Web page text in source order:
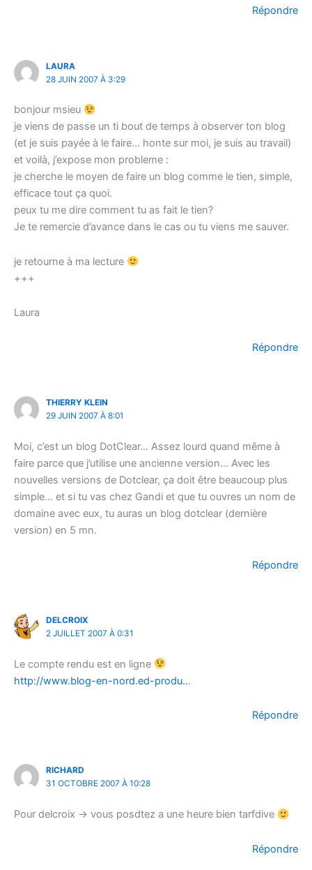
Répondre
LAURA
28 JUIN 2007 À 3:29
bonjour msieu
je viens de passe un ti bout de temps à observer ton blog
(et je suis payée à le faire… honte sur moi, je suis au travail)
et voilà, j’expose mon probleme :
je cherche le moyen de faire un blog comme le tien, simple,
efficace tout ça quoi.
peux tu me dire comment tu as fait le tien?
Je te remercie d’avance dans le cas ou tu viens me sauver.
je retourne à ma lecture
+++
Laura
Répondre
THIERRY KLEIN
29 JUIN 2007 À 8:01
Moi, c’est un blog DotClear… Assez lourd quand même à
faire parce que j’utilise une ancienne version… Avec les
nouvelles versions de Dotclear, ça doit être beaucoup plus
simple… et si tu vas chez Gandi et que tu ouvres un nom de
domaine avec eux, tu auras un blog dotclear (dernière
version) en 5 mn.
Répondre
DELCROIX
2 JUILLET 2007 À 0:31
Le compte rendu est en ligne
http://www.blog-en-nord.ed-produ...
Répondre
RICHARD
31 OCTOBRE 2007 À 10:28
Pour delcroix -> vous posdtez a une heure bien tarfdive
Répondre